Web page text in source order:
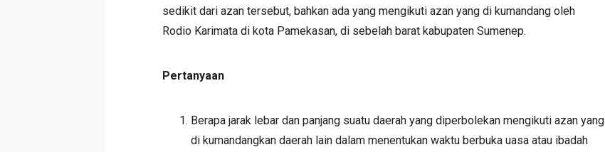
sedikit dari azan tersebut, bahkan ada yang mengikuti azan yang di kumandang oleh
Rodio Karimata di kota Pamekasan, di sebelah barat kabupaten Sumenep.
Pertanyaan
Berapa jarak lebar dan panjang suatu daerah yang diperbolekan mengikuti azan yang
di kumandangkan daerah lain dalam menentukan waktu berbuka uasa atau ibadah